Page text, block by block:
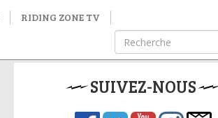
RIDING ZONE TV
SUIVEZ-NOUS